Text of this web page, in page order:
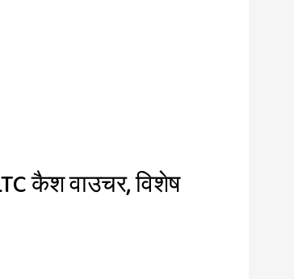
कैश वाउचर, विशेष